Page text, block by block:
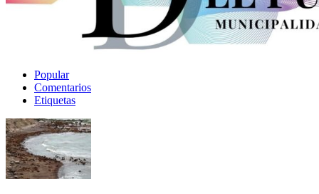
Popular
Comentarios
Etiquetas